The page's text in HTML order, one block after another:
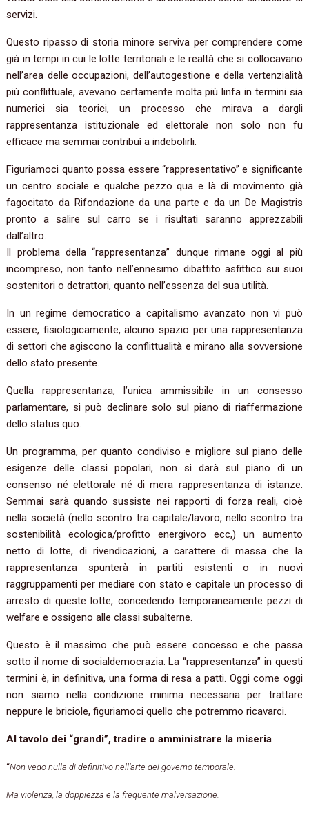
servizi.
Questo ripasso di storia minore serviva per comprendere come
già in tempi in cui le lotte territoriali e le realtà che si collocavano
nell’area delle occupazioni, dell’autogestione e della vertenzialità
più conflittuale, avevano certamente molta più linfa in termini sia
numerici sia teorici, un processo che mirava a dargli
rappresentanza istituzionale ed elettorale non solo non fu
efficace ma semmai contribuì a indebolirli.
Figuriamoci quanto possa essere “rappresentativo” e significante
un centro sociale e qualche pezzo qua e là di movimento già
fagocitato da Rifondazione da una parte e da un De Magistris
pronto a salire sul carro se i risultati saranno apprezzabili
dall’altro.
Il problema della “rappresentanza” dunque rimane oggi al più
incompreso, non tanto nell’ennesimo dibattito asfittico sui suoi
sostenitori o detrattori, quanto nell’essenza del sua utilità.
In un regime democratico a capitalismo avanzato non vi può
essere, fisiologicamente, alcuno spazio per una rappresentanza
di settori che agiscono la conflittualità e mirano alla sovversione
dello stato presente.
Quella rappresentanza, l’unica ammissibile in un consesso
parlamentare, si può declinare solo sul piano di riaffermazione
dello status quo.
Un programma, per quanto condiviso e migliore sul piano delle
esigenze delle classi popolari, non si darà sul piano di un
consenso né elettorale né di mera rappresentanza di istanze.
Semmai sarà quando sussiste nei rapporti di forza reali, cioè
nella società (nello scontro tra capitale/lavoro, nello scontro tra
sostenibilità ecologica/profitto energivoro ecc,) un aumento
netto di lotte, di rivendicazioni, a carattere di massa che la
rappresentanza spunterà in partiti esistenti o in nuovi
raggruppamenti per mediare con stato e capitale un processo di
arresto di queste lotte, concedendo temporaneamente pezzi di
welfare e ossigeno alle classi subalterne.
Questo è il massimo che può essere concesso e che passa
sotto il nome di socialdemocrazia. La “rappresentanza” in questi
termini è, in definitiva, una forma di resa a patti. Oggi come oggi
non siamo nella condizione minima necessaria per trattare
neppure le briciole, figuriamoci quello che potremmo ricavarci.
Al tavolo dei “grandi”, tradire o amministrare la miseria
“Non vedo nulla di definitivo nell’arte del governo temporale.
Ma violenza, la doppiezza e la frequente malversazione.